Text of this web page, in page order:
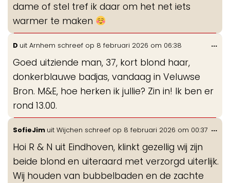
dame of stel tref ik daar om het net iets
warmer te maken
D uit Arnhem schreef op 8 februari 2026 om 06:38
Goed uitziende man, 37, kort blond haar,
donkerblauwe badjas, vandaag in Veluwse
Bron. M&E, hoe herken ik jullie? Zin in! Ik ben er
rond 13.00.
...
SofieJim uit Wijchen schreef op 8 februari 2026 om 00:37
Hoi R & N uit Eindhoven, klinkt gezellig wij zijn
beide blond en uiteraard met verzorgd uiterlijk.
Wij houden van bubbelbaden en de zachte
...